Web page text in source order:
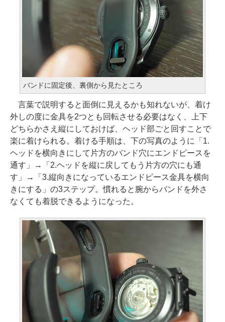
バンドに固定後、裏側から見たところ
言葉で説明すると面倒に見えるかも知れないが、着け
外しの度に金具を2つとも回転させる必要はなく、上下
どちらかさえ縦にしておけば、ヘッド部ごと回すことで
楽に着けられる。着ける手順は、下の写真のように「1.
ヘッドを横向きにして片方のバンド穴にエンドピースを
通す」→「2.ヘッドを縦に戻してもう片方の穴にも通
す」→「3.縦向きになっているエンドピース金具を横向
きにする」の3ステップ。慣れると腕からバンドを外さ
なくても着脱できるようになった。